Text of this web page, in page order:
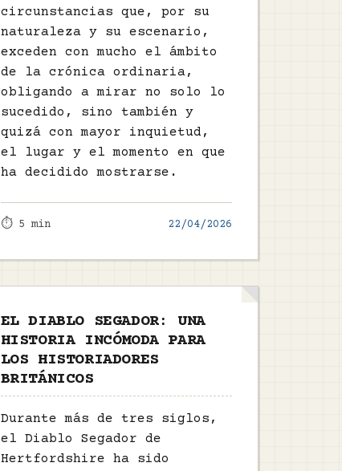
circunstancias que, por su
naturaleza y su escenario,
exceden con mucho el ámbito
de la crónica ordinaria,
obligando a mirar no solo lo
sucedido, sino también y
quizá con mayor inquietud,
el lugar y el momento en que
ha decidido mostrarse.
⏱️ 5 min 22/04/2026
EL DIABLO SEGADOR: UNA
HISTORIA INCÓMODA PARA
LOS HISTORIADORES
BRITÁNICOS
Durante más de tres siglos,
el Diablo Segador de
Hertfordshire ha sido